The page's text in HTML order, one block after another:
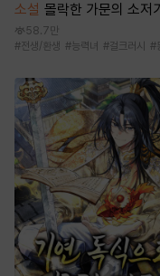
소설 몰락한 가문의 소저
58.7만
#전생/환생 #능력녀 #걸크러시 #